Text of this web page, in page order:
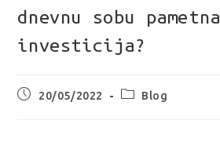
dnevnu sobu pametna
investicija?
20/05/2022 Blog